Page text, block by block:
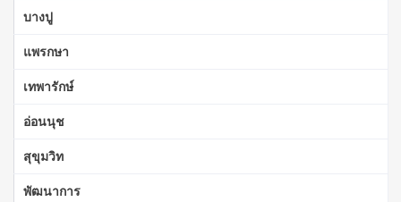
บางปู
แพรกษา
เทพารักษ์
อ่อนนุช
สุขุมวิท
พัฒนาการ